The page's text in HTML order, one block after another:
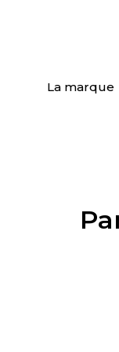
La marque